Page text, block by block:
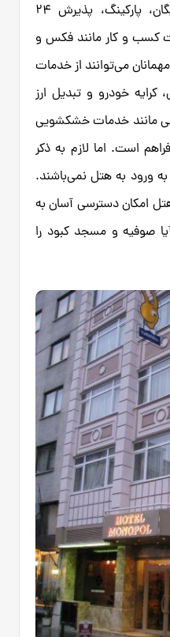
اتاق‌های خانواده، اینترنت رایگان، پارکینگ، پذیرش ۲۴
کسب و کار مانند فکس و
می‌توانند از خدمات
کرایه خودرو و تبدیل ارز
مانند خدمات خشکشویی
است. اما لازم به ذکر
ورود به هتل نمی‌باشند.
امکان دسترسی آسان به
صوفیه و مسجد کبود را